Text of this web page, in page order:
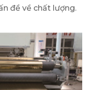
đề về chất lượng.